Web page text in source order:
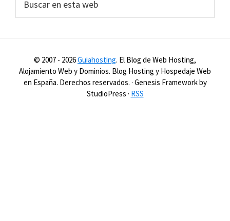
© 2007 - 2026Guiahosting. El Blog de Web Hosting,
Alojamiento Web y Dominios. Blog Hosting y Hospedaje Web
en España. Derechos reservados. · Genesis Framework by
StudioPress · RSS